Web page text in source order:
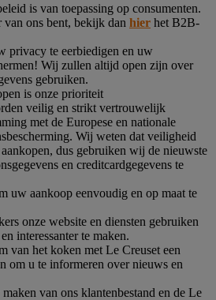
is van toepassing op consumenten.
ons bent, bekijk dan hier het B2B-
privacy te eerbiedigen en uw
Wij zullen altijd open zijn over
gebruiken.
is onze prioriteit
veilig en strikt vertrouwelijk
met de Europese en nationale
Wij weten dat veiligheid
dus gebruiken wij de nieuwste
en creditcardgegevens te
uw aankoop eenvoudig en op maat te
onze website en diensten gebruiken
interessanter te maken.
van het koken met Le Creuset een
om u te informeren over nieuws en
van ons klantenbestand en de Le